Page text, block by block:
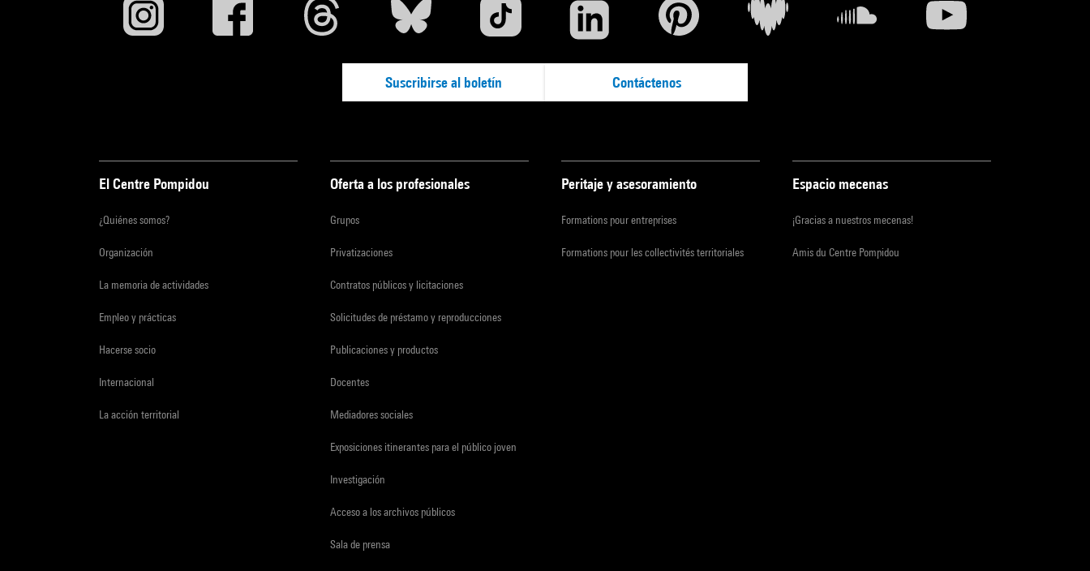
Suscribirse al boletín Contáctenos
El Centre Pompidou
¿Quiénes somos?
Organización
La memoria de actividades
Empleo y prácticas
Hacerse socio
Internacional
La acción territorial
Oferta a los profesionales
Grupos
Privatizaciones
Contratos públicos y licitaciones
Solicitudes de préstamo y reproducciones
Publicaciones y productos
Docentes
Mediadores sociales
Exposiciones itinerantes para el público joven
Investigación
Acceso a los archivos públicos
Sala de prensa
Peritaje y asesoramiento
Formations pour entreprises
Formations pour les collectivités territoriales
Espacio mecenas
¡Gracias a nuestros mecenas!
Amis du Centre Pompidou